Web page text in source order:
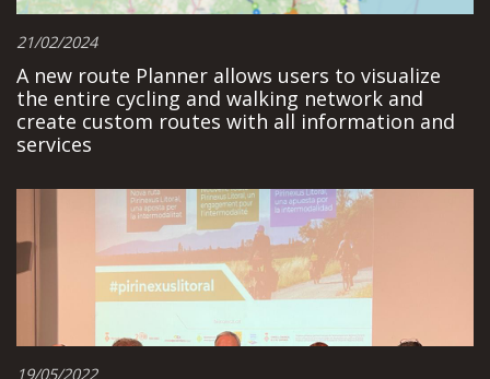
21/02/2024
A new route Planner allows users to visualize
the entire cycling and walking network and
create custom routes with all information and
services
19/05/2022